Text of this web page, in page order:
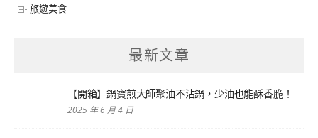
旅遊美食
最新文章
【開箱】鍋寶煎大師聚油不沾鍋，少油也能酥香脆！
2025 年 6 月 4 日